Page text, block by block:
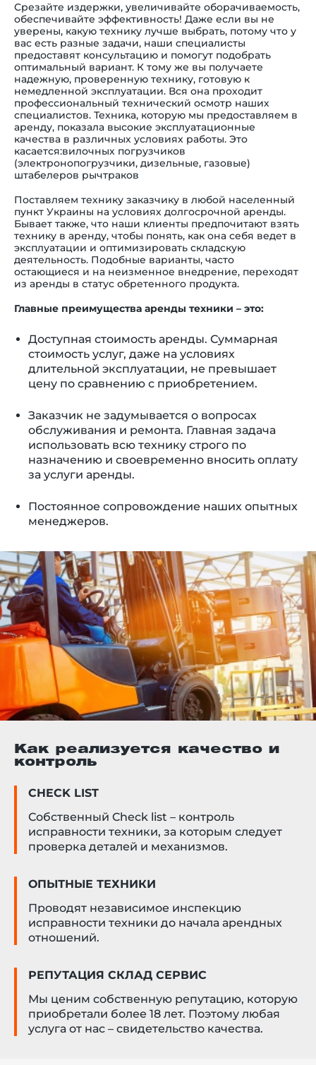
Срезайте издержки, увеличивайте оборачиваемость,
обеспечивайте эффективность! Даже если вы не
уверены, какую технику лучше выбрать, потому что у
вас есть разные задачи, наши специалисты
предоставят консультацию и помогут подобрать
оптимальный вариант. К тому же вы получаете
надежную, проверенную технику, готовую к
немедленной эксплуатации. Вся она проходит
профессиональный технический осмотр наших
специалистов. Техника, которую мы предоставляем в
аренду, показала высокие эксплуатационные
качества в различных условиях работы. Это
касается:вилочных погрузчиков
(электронопогрузчики, дизельные, газовые)
штабелеров рычтраков
Поставляем технику заказчику в любой населенный
пункт Украины на условиях долгосрочной аренды.
Бывает также, что наши клиенты предпочитают взять
технику в аренду, чтобы понять, как она себя ведет в
эксплуатации и оптимизировать складскую
деятельность. Подобные варианты, часто
остающиеся и на неизменное внедрение, переходят
из аренды в статус обретенного продукта.
Главные преимущества аренды техники – это:
Доступная стоимость аренды. Суммарная
стоимость услуг, даже на условиях
длительной эксплуатации, не превышает
цену по сравнению с приобретением.
Заказчик не задумывается о вопросах
обслуживания и ремонта. Главная задача
использовать всю технику строго по
назначению и своевременно вносить оплату
за услуги аренды.
Постоянное сопровождение наших опытных
менеджеров.
Как реализуется качество и
контроль
CHECK LIST
Собственный Check list – контроль
исправности техники, за которым следует
проверка деталей и механизмов.
ОПЫТНЫЕ ТЕХНИКИ
Проводят независимое инспекцию
исправности техники до начала арендных
отношений.
РЕПУТАЦИЯ СКЛАД СЕРВИС
Мы ценим собственную репутацию, которую
приобретали более 18 лет. Поэтому любая
услуга от нас – свидетельство качества.